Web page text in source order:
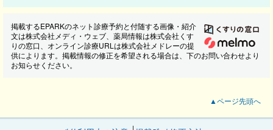
掲載するEPARKのネット診療予約と付随する画像・紹介
文は株式会社メディ・ウェブ、薬局情報は株式会社くす
りの窓口、オンライン診療URLは株式会社メドレーの提
供によります。掲載情報の修正を希望される場合は、下のお問い合わせより
お知らせください。
▲ページ先頭へ